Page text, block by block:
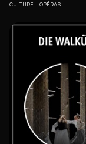
CULTURE OPÉRAS